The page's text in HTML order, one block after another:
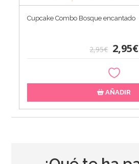
Cupcake Combo Bosque encantado
2,95€ 2,95€
AÑADIR